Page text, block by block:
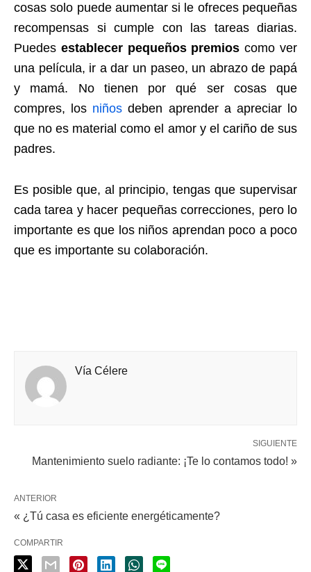
cosas solo puede aumentar si le ofreces pequeñas
recompensas si cumple con las tareas diarias.
Puedes establecer pequeños premios como ver
una película, ir a dar un paseo, un abrazo de papá
y mamá. No tienen por qué ser cosas que
compres, los niños deben aprender a apreciar lo
que no es material como el amor y el cariño de sus
padres.
Es posible que, al principio, tengas que supervisar
cada tarea y hacer pequeñas correcciones, pero lo
importante es que los niños aprendan poco a poco
que es importante su colaboración.
Vía Célere
SIGUIENTE
Mantenimiento suelo radiante: ¡Te lo contamos todo! »
ANTERIOR
« ¿Tú casa es eficiente energéticamente?
COMPARTIR